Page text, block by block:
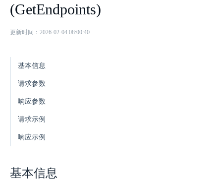
(GetEndpoints)
更新时间：2026-02-04 08:00:40
基本信息
请求参数
响应参数
请求示例
响应示例
基本信息